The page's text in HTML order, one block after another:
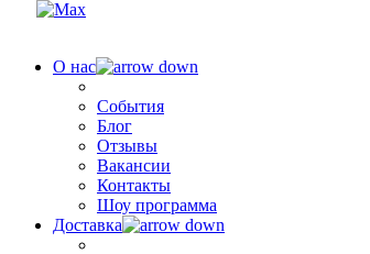
О нас
События
Блог
Отзывы
Вакансии
Контакты
Шоу программа
Доставка